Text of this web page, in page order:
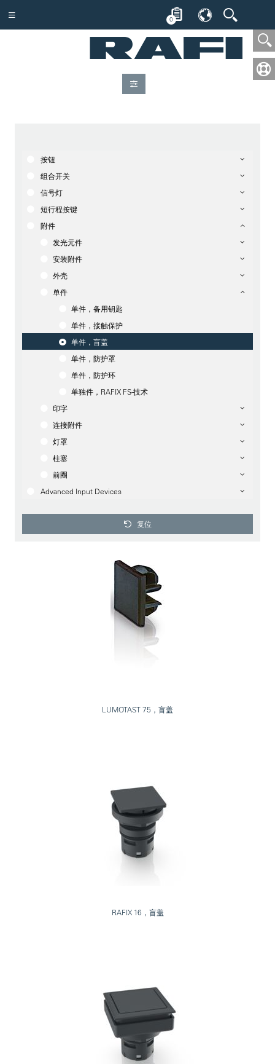
0
按钮
组合开关
信号灯
短行程按键
附件
发光元件
安装附件
外壳
单件
单件，备用钥匙
单件，接触保护
单件，盲盖
单件，防护罩
单件，防护环
单独件，RAFIX FS-技术
印字
连接附件
灯罩
柱塞
前圈
Advanced Input Devices
复位
LUMOTAST 75，盲盖
RAFIX 16，盲盖